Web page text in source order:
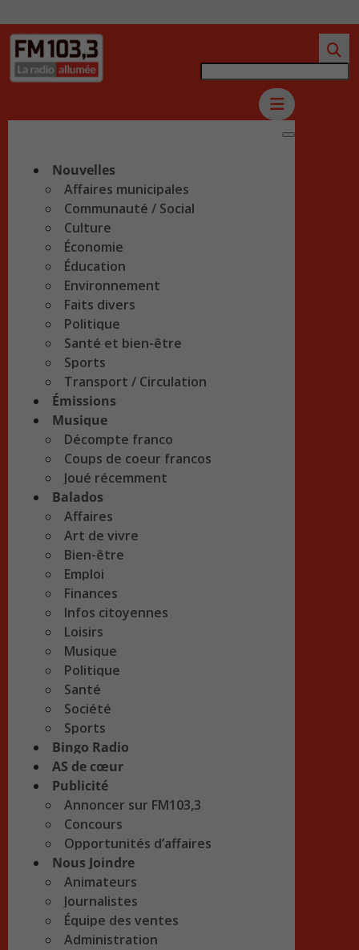
Nouvelles
Affaires municipales
Communauté / Social
Culture
Économie
Éducation
Environnement
Faits divers
Politique
Santé et bien-être
Sports
Transport / Circulation
Émissions
Musique
Décompte franco
Coups de coeur francos
Joué récemment
Balados
Affaires
Art de vivre
Bien-être
Emploi
Finances
Infos citoyennes
Loisirs
Musique
Politique
Santé
Société
Sports
Bingo Radio
AS de cœur
Publicité
Annoncer sur FM103,3
Concours
Opportunités d’affaires
Nous Joindre
Animateurs
Journalistes
Équipe des ventes
Administration